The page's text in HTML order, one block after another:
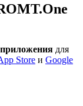
для
Store и Google